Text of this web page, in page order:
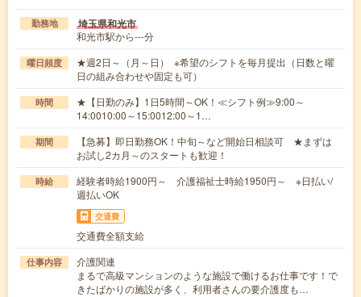
勤務地 埼玉県和光市
和光市駅から---分
曜日頻度
★週2日～（月～日） ※希望のシフトを毎月提出（日数と曜
日の組み合わせや固定も可）
時間
★【日勤のみ】1日5時間～OK！≪シフト例≫9:00～
14:0010:00～15:0012:00～1…
期間
【急募】即日勤務OK！中旬～など開始日相談可 ★まずは
お試し2カ月～のスタートも歓迎！
時給
経験者時給1900円～ 介護福祉士時給1950円～ ※日払い/
週払いOK
交通費
交通費全額支給
仕事内容
介護関連
まるで高級マンションのような施設で働けるお仕事です！で
きたばかりの施設が多く、利用者さんの要介護度も…